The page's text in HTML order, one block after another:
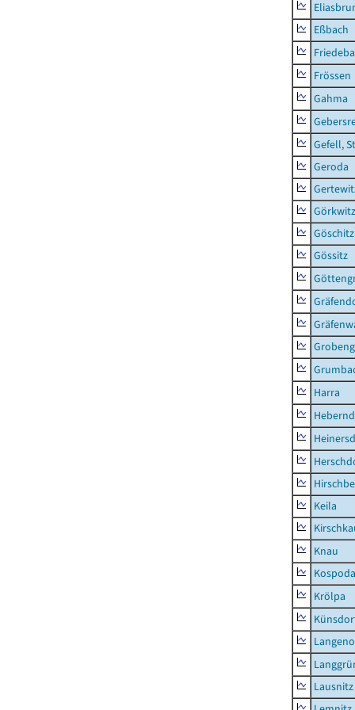
Eßbach
Frössen
Gahma
Gefell,
Geroda
Görkwitz
Göschitz
Gössitz
Harra
Keila
Knau
Kospoda
Krölpa